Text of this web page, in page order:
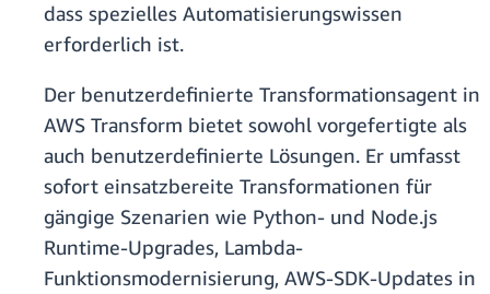
dass spezielles Automatisierungswissen
erforderlich ist.
Der benutzerdefinierte Transformationsagent in
AWS Transform bietet sowohl vorgefertigte als
auch benutzerdefinierte Lösungen. Er umfasst
sofort einsatzbereite Transformationen für
gängige Szenarien wie Python- und Node.js
Runtime-Upgrades, Lambda-
Funktionsmodernisierung, AWS-SDK-Updates in